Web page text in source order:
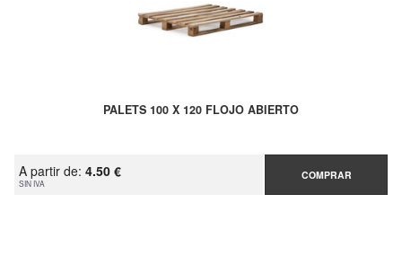
PALETS 100 X 120 FLOJO ABIERTO
A partir de: 4.50 €
SIN IVA
COMPRAR